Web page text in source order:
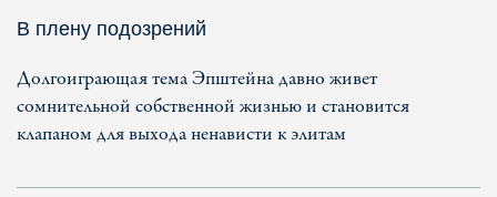
В плену подозрений
Долгоиграющая тема Эпштейна давно живет
сомнительной собственной жизнью и становится
клапаном для выхода ненависти к элитам